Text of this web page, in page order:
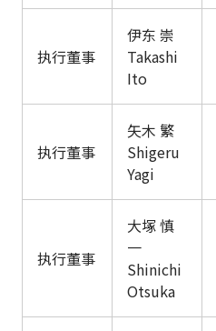
执行董事
伊东 崇
Takashi
Ito
执行董事
矢木 繁
Shigeru
Yagi
执行董事
大塚 慎
一
Shinichi
Otsuka